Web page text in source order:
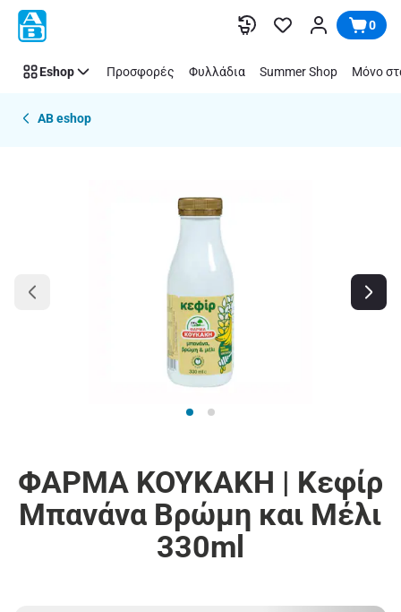
Παράλειψη 0
Eshop Προσφορές Φυλλάδια Summer Shop Μόνο
AB eshop
ΦΑΡΜΑ ΚΟΥΚΑΚΗ | Κεφίρ
Μπανάνα Βρώμη και Μέλι
330ml